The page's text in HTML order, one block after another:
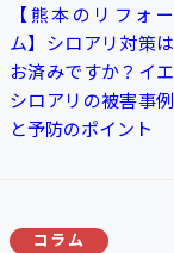
【熊本のリフォー
ム】シロアリ対策は
お済みですか？イエ
シロアリの被害事例
と予防のポイント
コラム